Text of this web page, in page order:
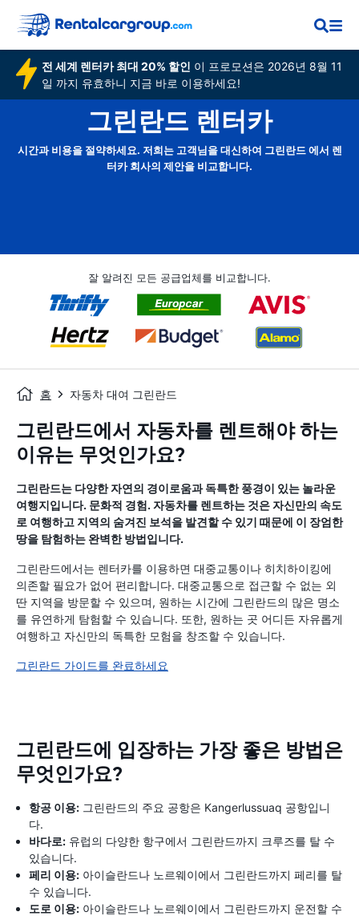
전 세계 렌터카 최대 20% 할인 이 프로모션은 2026년 8월 11
일 까지 유효하니 지금 바로 이용하세요!
그린란드 렌터카
시간과 비용을 절약하세요. 저희는 고객님을 대신하여 그린란드 에서 렌
터카 회사의 제안을 비교합니다.
잘 알려진 모든 공급업체를 비교합니다.
홈 자동차 대여 그린란드
그린란드에서 자동차를 렌트해야 하는
이유는 무엇인가요?
그린란드는 다양한 자연의 경이로움과 독특한 풍경이 있는 놀라운
여행지입니다. 문화적 경험. 자동차를 렌트하는 것은 자신만의 속도
로 여행하고 지역의 숨겨진 보석을 발견할 수 있기 때문에 이 장엄한
땅을 탐험하는 완벽한 방법입니다.
그린란드에서는 렌터카를 이용하면 대중교통이나 히치하이킹에
의존할 필요가 없어 편리합니다. 대중교통으로 접근할 수 없는 외
딴 지역을 방문할 수 있으며, 원하는 시간에 그린란드의 많은 명소
를 유연하게 탐험할 수 있습니다. 또한, 원하는 곳 어디든 자유롭게
여행하고 자신만의 독특한 모험을 창조할 수 있습니다.
그린란드 가이드를 완료하세요
그린란드에 입장하는 가장 좋은 방법은
무엇인가요?
항공 이용: 그린란드의 주요 공항은 Kangerlussuaq 공항입니
다.
바다로: 유럽의 다양한 항구에서 그린란드까지 크루즈를 탈 수
있습니다.
페리 이용: 아이슬란드나 노르웨이에서 그린란드까지 페리를 탈
수 있습니다.
도로 이용: 아이슬란드나 노르웨이에서 그린란드까지 운전할 수